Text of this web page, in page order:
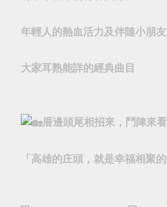
年輕人的熱血活力及伴隨小朋
大家耳熟能詳的經典曲目
厝邊頭尾相招來，鬥陣來
「高雄的庄頭，就是幸福相聚的